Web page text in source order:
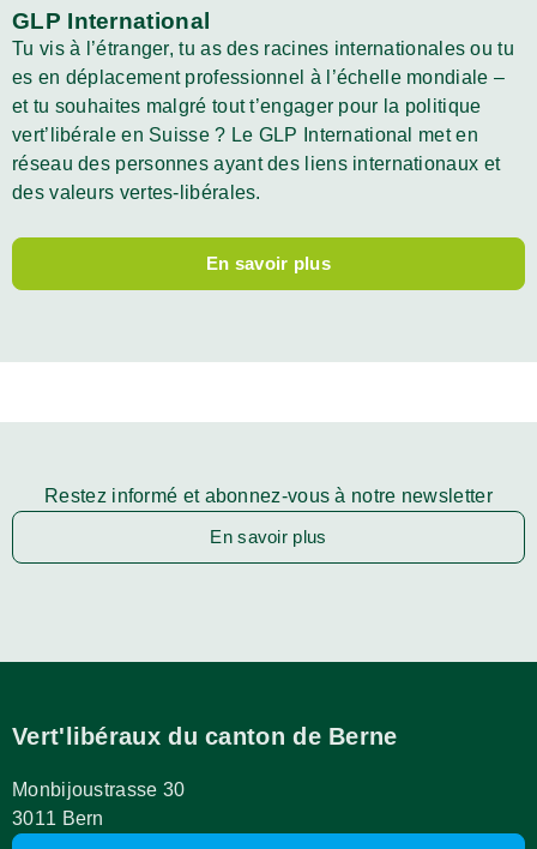
GLP International
Tu vis à l’étranger, tu as des racines internationales ou tu
es en déplacement professionnel à l’échelle mondiale –
et tu souhaites malgré tout t’engager pour la politique
vert’libérale en Suisse ? Le GLP International met en
réseau des personnes ayant des liens internationaux et
des valeurs vertes-libérales.
En savoir plus
Restez informé et abonnez-vous à notre newsletter
En savoir plus
Vert'libéraux du canton de Berne
Monbijoustrasse 30
3011 Bern